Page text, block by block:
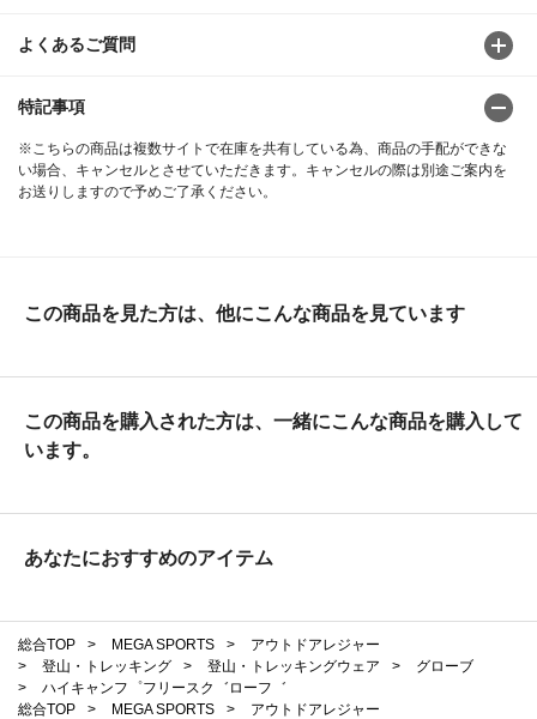
よくあるご質問
特記事項
※こちらの商品は複数サイトで在庫を共有している為、商品の手配ができな
い場合、キャンセルとさせていただきます。キャンセルの際は別途ご案内を
お送りしますので予めご了承ください。
この商品を見た方は、他にこんな商品を見ています
この商品を購入された方は、一緒にこんな商品を購入して
います。
あなたにおすすめのアイテム
総合TOP > MEGA SPORTS >
アウトドアレジャー
>
登山・トレッキング > 登山・トレッキングウェア >
グローブ
>
ハイキャンフ゜フリースク゛ローフ゛
総合TOP
> MEGA SPORTS >
アウトドアレジャー